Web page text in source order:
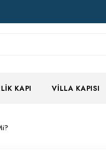
KAPI VILLA KAPISI